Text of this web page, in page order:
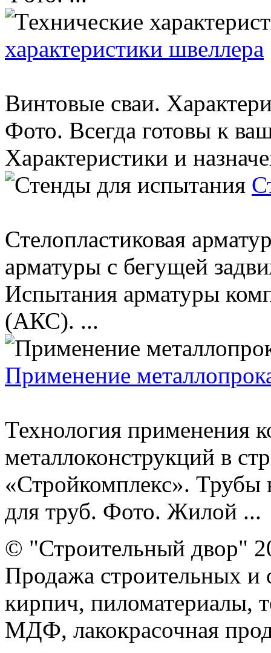
характеристики швеллера
Винтовые сваи.
Фото. Всегда готовы к
Характеристики и
Стелопластиковая
арматуры с бегущей
Испытания арматуры
(АКС). ...
Применение
Технология применения
металлоконструкций в
«Стройкомплекс».
для труб. Фото. Жилой ...
© "Строительный двор"
Продажа строительных и
кирпич, пиломатериалы,
МДФ, лакокрасочная